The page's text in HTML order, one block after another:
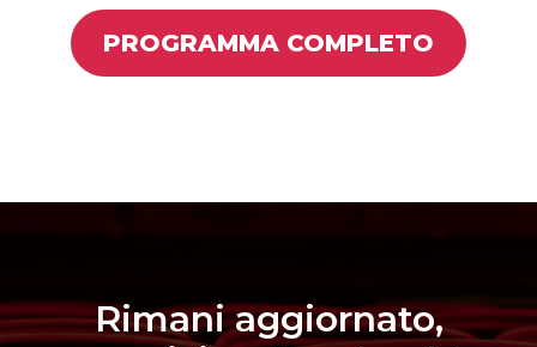
PROGRAMMA COMPLETO
Rimani aggiornato,